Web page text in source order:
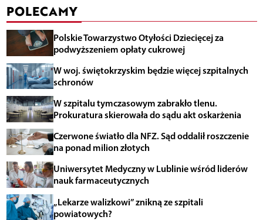
POLECAMY
Polskie Towarzystwo Otyłości Dziecięcej za
podwyższeniem opłaty cukrowej
W woj. świętokrzyskim będzie więcej szpitalnych
schronów
W szpitalu tymczasowym zabrakło tlenu.
Prokuratura skierowała do sądu akt oskarżenia
Czerwone światło dla NFZ. Sąd oddalił roszczenie
na ponad milion złotych
Uniwersytet Medyczny w Lublinie wśród liderów
nauk farmaceutycznych
„Lekarze walizkowi” znikną ze szpitali
powiatowych?